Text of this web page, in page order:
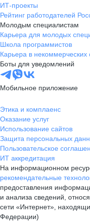
ИТ-проекты
Рейтинг работодателей
Молодым специалистам
Карьера для молодых
Школа программистов
Карьера в некоммерческих
Боты для уведомлений
Мобильное приложение
Этика и комплаенс
Оказание услуг
Использование сайтов
Защита персональных
Пользовательское
ИТ аккредитация
На информационном
рекомендательные
предоставления
и анализа сведений,
сети «Интернет»,
Федерации)